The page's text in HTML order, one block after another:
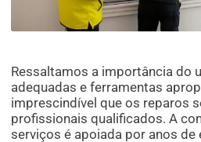
Ressaltamos a importância do
adequadas e ferramentas
imprescindível que os reparos
profissionais qualificados. A
serviços é apoiada por anos de